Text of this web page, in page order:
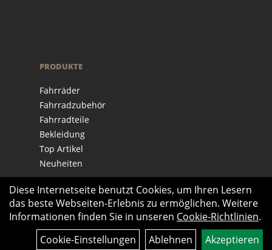
PRODUKTE
Fahrräder
Fahrradzubehör
Fahrradteile
Bekleidung
Top Artikel
Neuheiten
Diese Internetseite benutzt Cookies, um Ihren Lesern
das beste Webseiten-Erlebnis zu ermöglichen. Weitere
Informationen finden Sie in unseren Cookie-Richtlinien.
Cookie-Einstellungen
Ablehnen Akzeptieren